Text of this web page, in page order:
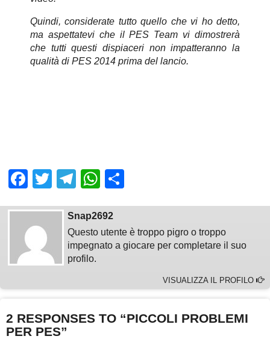
Quindi, considerate tutto quello che vi ho detto,
ma aspettatevi che il PES Team vi dimostrerà
che tutti questi dispiaceri non impatteranno la
qualità di PES 2014 prima del lancio.
Facebook
TwitterTelegram
WhatsApp
Snap2692
Questo utente è troppo pigro o troppo
impegnato a giocare per completare il suo
profilo.
VISUALIZZA IL PROFILO
2 RESPONSES TO “PICCOLI PROBLEMI
PER PES”